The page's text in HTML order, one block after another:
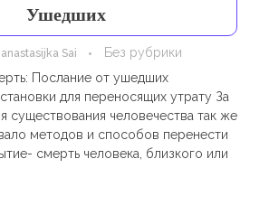
Ушедших
anastasijka Sai
Без рубрики
Послание от ушедших
для переносящих утрату За
существования человечества так же
методов и способов перенести
смерть человека, близкого или